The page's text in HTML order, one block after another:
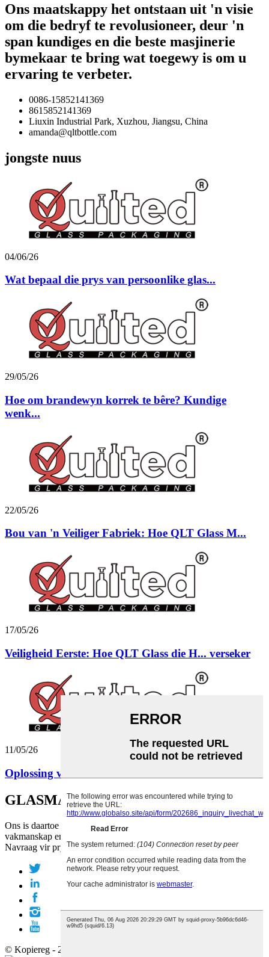
Ons maatskappy het ontstaan ​​uit 'n visie
om die bedryf te revolusioneer, deur 'n
span kundiges en die beste masjinerie
bymekaar te bring wat toegewy is om u
ervaring te verbeter.
0086-15852141369
8615852141369
Liuxin Industrial Park, Xuzhou, Jiangsu, China
amanda@qltbottle.com
jongste nuus
04/06/26
Wat bepaal die prys van persoonlike glas...
29/05/26
Hoe om brandewyn korrek te bêre? Kundige
wenk...
22/05/26
Bou van 'n Veiliger Fabriek: Hoe QLT Glass M...
17/05/26
Veiligheid Eerste: Hoe QLT Glass die H... verseker
11/05/26
Oplossing van oliebottellekkasies: Hoe QLT-glas...
GLASMAKER
Ons is daartoe verbind om u te ondersteun met ons baanbrekende
vakmanskap en opregte toewyding.
Navraag vir pryslys
© Kopiereg - 2010-2019: Alle regte voorbehou.